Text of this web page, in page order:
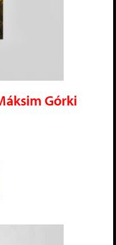
Górki